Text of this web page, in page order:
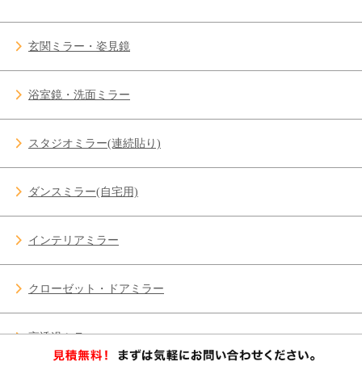
玄関ミラー・姿見鏡
浴室鏡・洗面ミラー
スタジオミラー(連続貼り)
ダンスミラー(自宅用)
インテリアミラー
クローゼット・ドアミラー
高透過ミラー